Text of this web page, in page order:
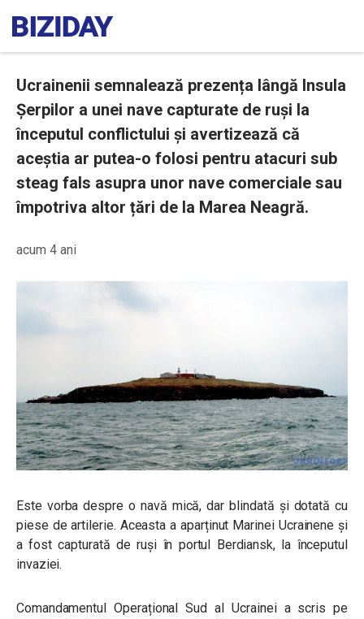
Ucrainenii semnalează prezența lângă Insula
Șerpilor a unei nave capturate de ruși la
începutul conflictului și avertizează că
aceștia ar putea-o folosi pentru atacuri sub
steag fals asupra unor nave comerciale sau
împotriva altor țări de la Marea Neagră.
acum 4 ani
Este vorba despre o navă mică, dar blindată și dotată cu
piese de artilerie. Aceasta a aparținut Marinei Ucrainene și
a fost capturată de ruși în portul Berdiansk, la începutul
invaziei.
Comandamentul Operațional Sud al Ucrainei a scris pe